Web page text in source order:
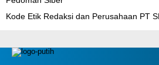
Kode Etik Redaksi dan Perusahaan PT